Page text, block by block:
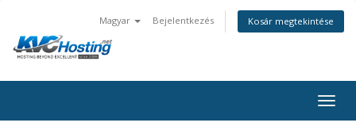
Magyar Bejelentkezés Kosár megtekintése